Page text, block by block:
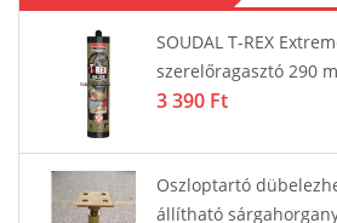
SOUDAL T-REX
szerelőragasztó 290
3 390 Ft
Oszloptartó
állítható